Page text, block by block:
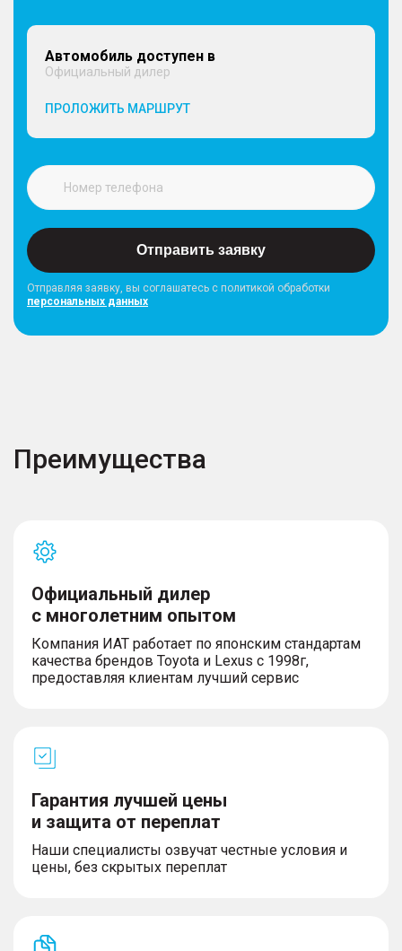
Автомобиль доступен в
Официальный дилер
ПРОЛОЖИТЬ МАРШРУТ
Отправить заявку
Отправляя заявку, вы соглашатесь с политикой обработки
персональных данных
Преимущества
Официальный дилер
с многолетним опытом
Компания ИАТ работает по японским стандартам
качества брендов Toyota и Lexus с 1998г,
предоставляя клиентам лучший сервис
Гарантия лучшей цены
и защита от переплат
Наши специалисты озвучат честные условия и
цены, без скрытых переплат